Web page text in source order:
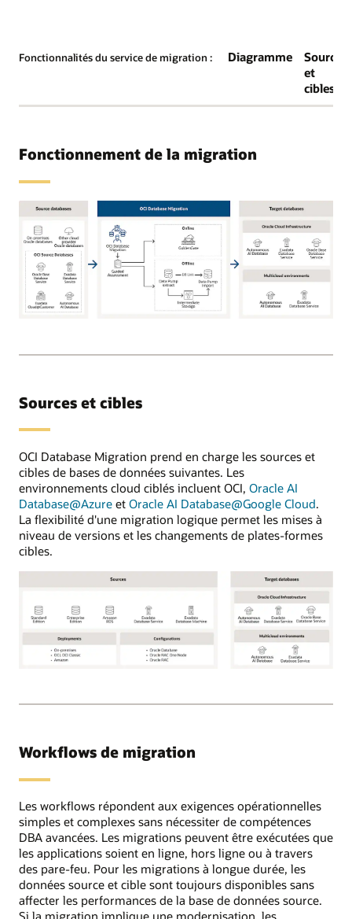
Fonctionnalités du service de migration : Diagramme
Sources
et
cibles
Fonctionnement de la migration
de
prises
charge
peuvent
être
sur
site,
OCI
ou
dans
utilisant
service
Migration,
enregistrent
bases
de
données
source
et
cible
et
choisissent
entre
Sources et cibles
OCI Database Migration prend en charge les sources et
cibles de bases de données suivantes. Les
environnements cloud ciblés incluent OCI, Oracle AI
Database@Azure et Oracle AI Database@Google Cloud.
La flexibilité d'une migration logique permet les mises à
niveau de versions et les changements de plates-formes
cibles.
Migration
charge
versions
suivantes
de
la
base
de
données
source
Oracle :
Workflows de migration
Les workflows répondent aux exigences opérationnelles
simples et complexes sans nécessiter de compétences
DBA avancées. Les migrations peuvent être exécutées que
les applications soient en ligne, hors ligne ou à travers
des pare-feu. Pour les migrations à longue durée, les
données source et cible sont toujours disponibles sans
affecter les performances de la base de données source.